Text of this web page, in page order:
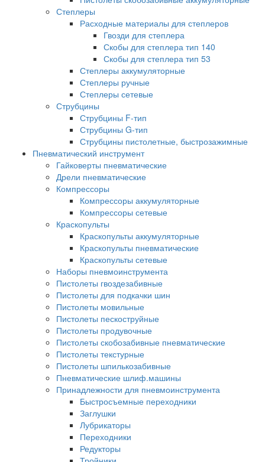
Степлеры
Расходные материалы для степлеров
Гвозди для степлера
Скобы для степлера тип 140
Скобы для степлера тип 53
Степлеры аккумуляторные
Степлеры ручные
Степлеры сетевые
Струбцины
Струбцины F-тип
Струбцины G-тип
Струбцины пистолетные, быстрозажимные
Пневматический инструмент
Гайковерты пневматические
Дрели пневматические
Компрессоры
Компрессоры аккумуляторные
Компрессоры сетевые
Краскопульты
Краскопульты аккумуляторные
Краскопульты пневматические
Краскопульты сетевые
Наборы пневмоинструмента
Пистолеты гвоздезабивные
Пистолеты для подкачки шин
Пистолеты мовильные
Пистолеты пескоструйные
Пистолеты продувочные
Пистолеты скобозабивные пневматические
Пистолеты текстурные
Пистолеты шпилькозабивные
Пневматические шлиф.машины
Принадлежности для пневмоинструмента
Быстросъемные переходники
Заглушки
Лубрикаторы
Переходники
Редукторы